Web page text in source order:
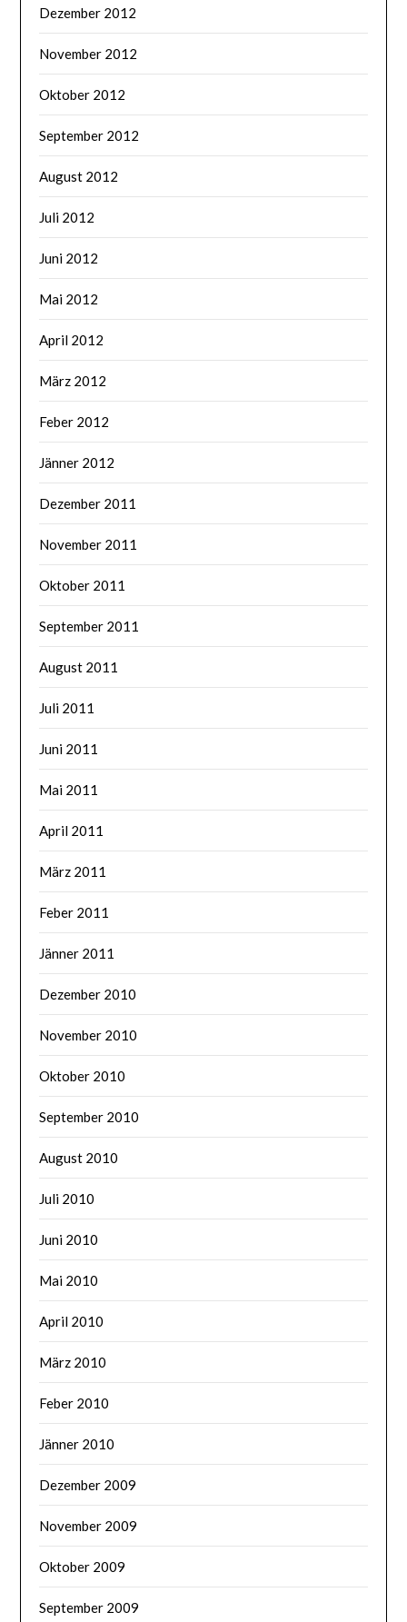
Dezember 2012
November 2012
Oktober 2012
September 2012
August 2012
Juli 2012
Juni 2012
Mai 2012
April 2012
März 2012
Feber 2012
Jänner 2012
Dezember 2011
November 2011
Oktober 2011
September 2011
August 2011
Juli 2011
Juni 2011
Mai 2011
April 2011
März 2011
Feber 2011
Jänner 2011
Dezember 2010
November 2010
Oktober 2010
September 2010
August 2010
Juli 2010
Juni 2010
Mai 2010
April 2010
März 2010
Feber 2010
Jänner 2010
Dezember 2009
November 2009
Oktober 2009
September 2009